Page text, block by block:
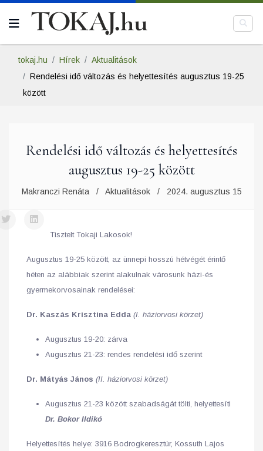
tokaj.hu Hírek
Aktualitások
Rendelési idő változás és helyettesítés augusztus 19-25
között
Rendelési idő változás és helyettesítés
augusztus 19-25 között
Makranczi Renáta Aktualitások 2024. augusztus 15
Tisztelt Tokaji Lakosok!
Augusztus 19-25 között, az ünnepi hosszú hétvégét érintő
héten az alábbiak szerint alakulnak városunk házi-és
gyermekorvosainak rendelései:
Dr. Kaszás Krisztina Edda (I. háziorvosi körzet)
Augusztus 19-20: zárva
Augusztus 21-23: rendes rendelési idő szerint
Dr. Mátyás János (II. háziorvosi körzet)
Augusztus 21-23 között szabadságát tölti, helyettesíti
Dr. Bokor Ildikó
Helyettesítés helye: 3916 Bodrogkeresztúr, Kossuth Lajos